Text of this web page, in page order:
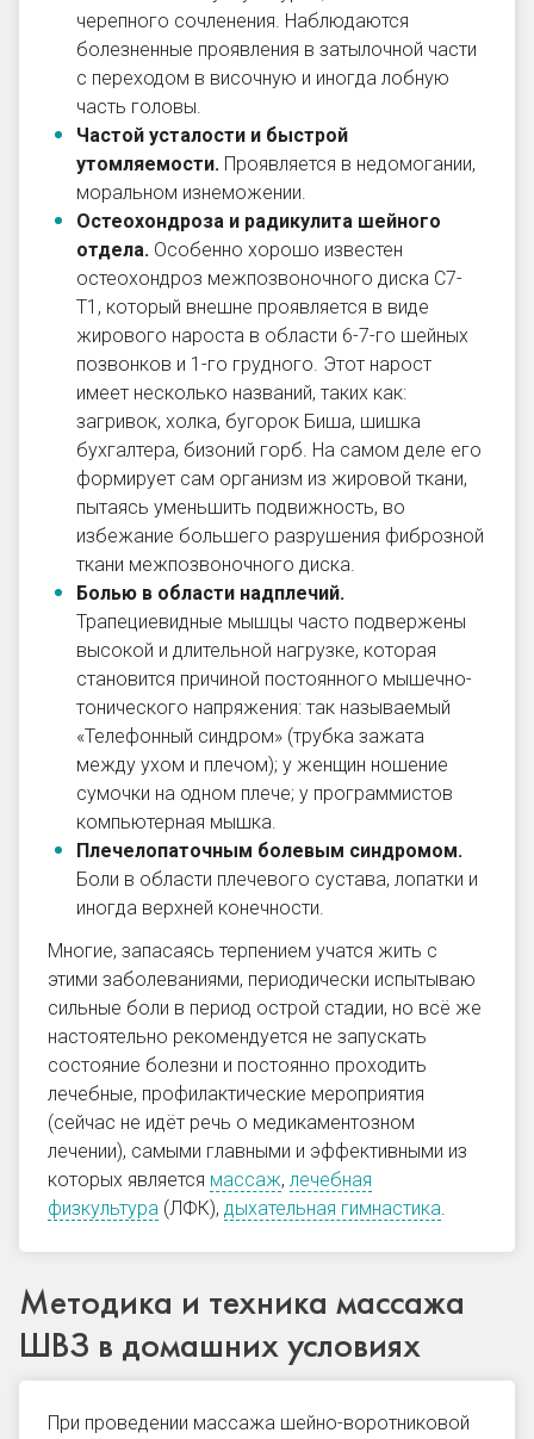
черепного сочленения. Наблюдаются
болезненные проявления в затылочной части
с переходом в височную и иногда лобную
часть головы.
Частой усталости и быстрой
утомляемости. Проявляется в недомогании,
моральном изнеможении.
Остеохондроза и радикулита шейного
отдела. Особенно хорошо известен
остеохондроз межпозвоночного диска С7-
Т1, который внешне проявляется в виде
жирового нароста в области 6-7-го шейных
позвонков и 1-го грудного. Этот нарост
имеет несколько названий, таких как:
загривок, холка, бугорок Биша, шишка
бухгалтера, бизоний горб. На самом деле его
формирует сам организм из жировой ткани,
пытаясь уменьшить подвижность, во
избежание большего разрушения фиброзной
ткани межпозвоночного диска.
Болью в области надплечий.
Трапециевидные мышцы часто подвержены
высокой и длительной нагрузке, которая
становится причиной постоянного мышечно-
тонического напряжения: так называемый
«Телефонный синдром» (трубка зажата
между ухом и плечом); у женщин ношение
сумочки на одном плече; у программистов
компьютерная мышка.
Плечелопаточным болевым синдромом.
Боли в области плечевого сустава, лопатки и
иногда верхней конечности.
Многие, запасаясь терпением учатся жить с
этими заболеваниями, периодически испытываю
сильные боли в период острой стадии, но всё же
настоятельно рекомендуется не запускать
состояние болезни и постоянно проходить
лечебные, профилактические мероприятия
(сейчас не идёт речь о медикаментозном
лечении), самыми главными и эффективными из
которых является массаж, лечебная
физкультура (ЛФК), дыхательная гимнастика.
Методика и техника массажа
ШВЗ в домашних условиях
При проведении массажа шейно-воротниковой